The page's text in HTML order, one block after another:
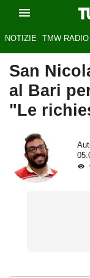
NOTIZIE TMW RADIO
San
al Bari
"Le